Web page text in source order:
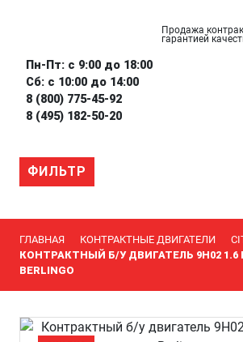
Продажа
гарантией
Пн-Пт: с 9:00 до 18:00
Сб: с 10:00 до 14:00
8 (800) 775-45-92
8 (495) 182-50-20
ФИЛЬТР
ГЛАВНАЯ КОНТРАКТНЫЕ ДВИГАТЕЛИ
КОНТРАКТНЫЙ Б/У ДВИГАТЕЛЬ 9H02 1.6
BERLINGO